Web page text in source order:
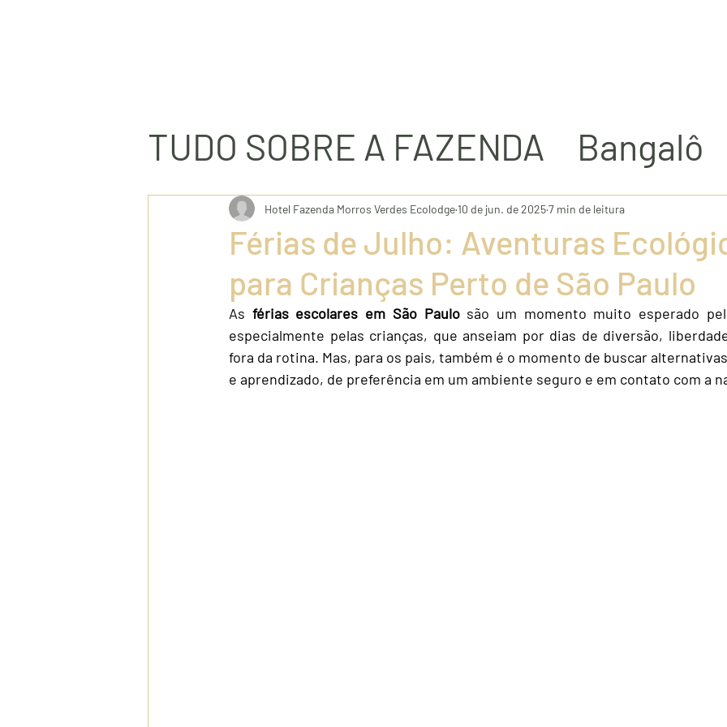
TUDO SOBRE A FAZENDA
Bangalô
Hotel Fazenda Ecológico
Pensão completa e bangalôs de luxo
Ecoturismo
Hotel Fazenda
Férias de Julho: Aventuras
para Crianças Perto de São Paulo
Hotel Fazenda Morros Verdes Ecolodge 10 de jun. de 20257 min de leitura
As férias escolares em São Paulo são um momento muito esperado
especialmente pelas crianças, que anseiam por dias de diversão,
fora da rotina. Mas, para os pais, também é o momento de buscar
e aprendizado, de preferência em um ambiente seguro e em contato com a